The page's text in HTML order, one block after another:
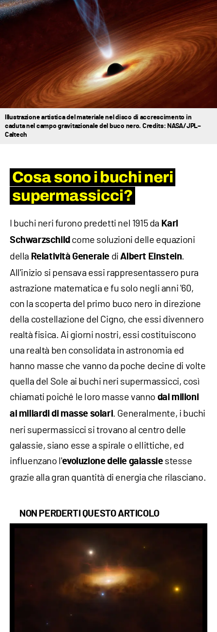
Illustrazione artistica del materiale nel disco di accrescimento in
caduta nel campo gravitazionale del buco nero. Credits: NASA/JPL–
Caltech
Cosa sono i buchi neri
supermassicci?
I buchi neri furono predetti nel 1915 da Karl
Schwarzschildcome soluzioni delle equazioni
della Relatività Generale di Albert Einstein.
All'inizio si pensava essi rappresentassero pura
astrazione matematica e fu solo negli anni '60,
con la scoperta del primo buco nero in direzione
della costellazione del Cigno, che essi divennero
realtà fisica. Ai giorni nostri, essi costituiscono
una realtà ben consolidata in astronomia ed
hanno masse che vanno da poche decine di volte
quella del Sole ai buchi neri supermassicci, così
chiamati poiché le loro masse vanno dai milioni
ai miliardi di masse solari. Generalmente, i buchi
neri supermassicci si trovano al centro delle
galassie, siano esse a spirale o ellittiche, ed
influenzano l'evoluzione delle galassiestesse
grazie alla gran quantità di energia che rilasciano.
NON PERDERTI QUESTO ARTICOLO